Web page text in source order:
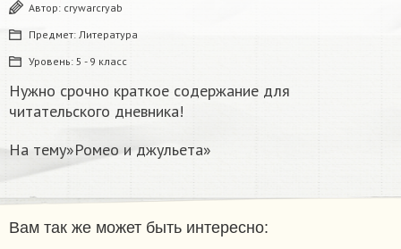
Автор: crywarcryab
Предмет: Литература
Уровень: 5 - 9 класс
Нужно срочно краткое содержание для
читательского дневника!
На тему»Ромео и джульета»
Вам так же может быть интересно: